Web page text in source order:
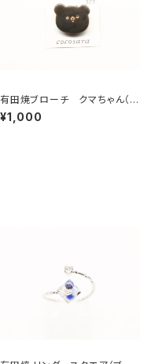
有田焼ブローチ クマちゃん（ク
ロ）
¥1,000